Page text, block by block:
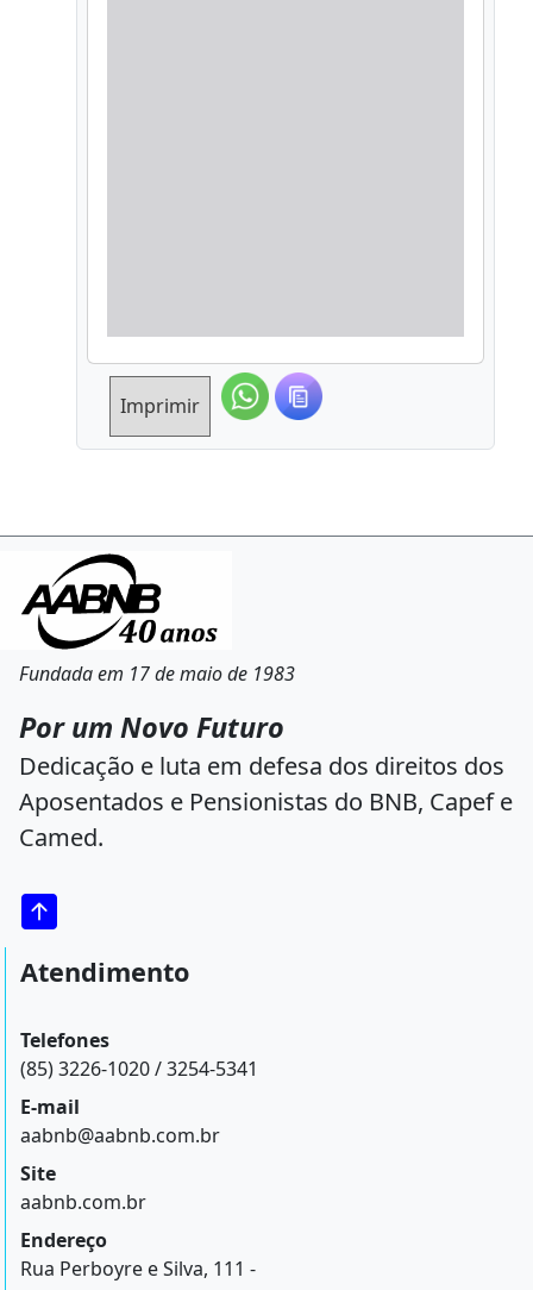
Imprimir
Fundada em 17 de maio de 1983
Por um Novo Futuro
Dedicação e luta em defesa dos direitos dos
Aposentados e Pensionistas do BNB, Capef e
Camed.
Atendimento
Telefones
(85) 3226-1020 / 3254-5341
E-mail
aabnb@aabnb.com.br
Site
aabnb.com.br
Endereço
Rua Perboyre e Silva, 111 -